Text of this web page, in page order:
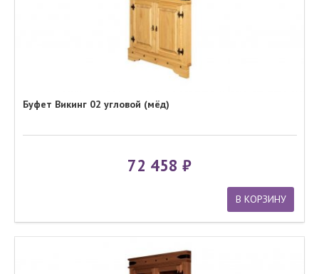
Буфет Викинг 02 угловой (мёд)
72 458
В КОРЗИНУ